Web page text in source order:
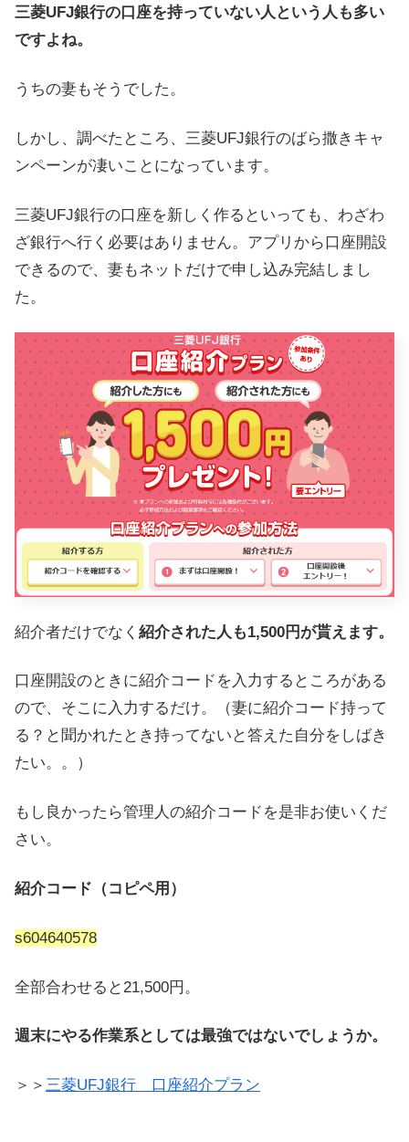
三菱UFJ銀行の口座を持っていない人という人も多い
ですよね。
うちの妻もそうでした。
しかし、調べたところ、三菱UFJ銀行のばら撒きキャ
ンペーンが凄いことになっています。
三菱UFJ銀行の口座を新しく作るといっても、わざわ
ざ銀行へ行く必要はありません。アプリから口座開設
できるので、妻もネットだけで申し込み完結しまし
た。
紹介者だけでなく 紹介された人も1,500円が貰えます。
口座開設のときに紹介コードを入力するところがある
ので、そこに入力するだけ。（妻に紹介コード持って
る？と聞かれたとき持ってないと答えた自分をしばき
たい。。）
もし良かったら管理人の紹介コードを是非お使いくだ
さい。
紹介コード（コピペ用）
s604640578
全部合わせると21,500円。
週末にやる作業系としては最強ではないでしょうか。
＞＞ 三菱UFJ銀行 口座紹介プラン